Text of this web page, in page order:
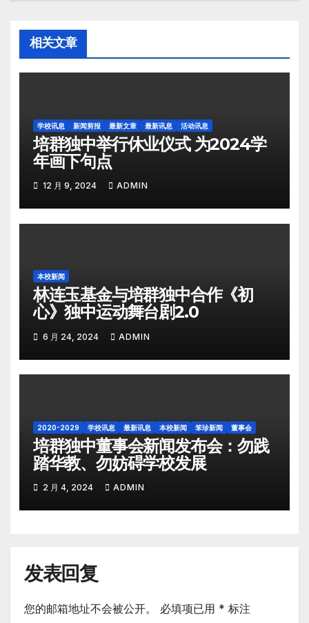
相关文章
学校讯息 新闻剪报 最新文章 最新讯息 活动讯息
培群独中举行休业仪式 为2024学
年画下句点
12 月 9, 2024 ADMIN
本校新闻
林连玉基金与培群独中合作《初
心》独中运动舞台剧2.0
6 月 24, 2024 ADMIN
2020-2029 学校讯息 最新讯息 本校新闻 笨珍新闻 董事会
培群独中董事会新闻发布会：勿践
踏华教、勿妨碍学校发展
2 月 4, 2024 ADMIN
发表回复
您的邮箱地址不会被公开。 必填项已用 * 标注